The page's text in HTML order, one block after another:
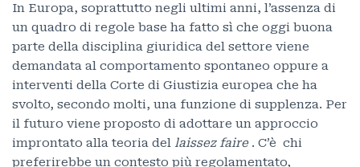
In Europa, soprattutto negli ultimi anni, l’assenza di
un quadro di regole base ha fatto sì che oggi buona
parte della disciplina giuridica del settore viene
demandata al comportamento spontaneo oppure a
interventi della Corte di Giustizia europea che ha
svolto, secondo molti, una funzione di supplenza. Per
il futuro viene proposto di adottare un approccio
improntato alla teoria del laissez faire. C’è chi
preferirebbe un contesto più regolamentato,